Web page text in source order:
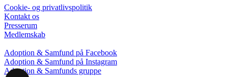
Cookie- og privatlivspolitik
Kontakt os
Presserum
Medlemskab
Adoption & Samfund på Facebook
Adoption & Samfund på Instagram
Adoption & Samfunds gruppe